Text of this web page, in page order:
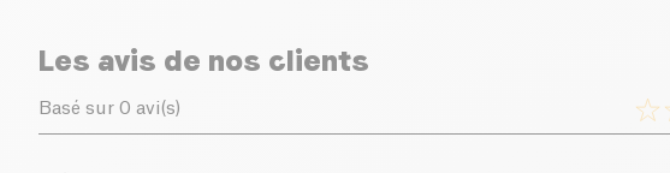
Les avis de nos clients
Basé sur 0 avi(s)